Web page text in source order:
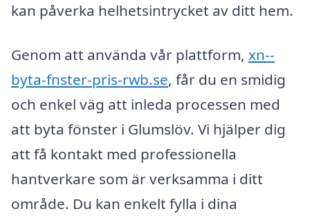
kan påverka helhetsintrycket av ditt hem.
Genom att använda vår plattform, xn--
byta-fnster-pris-rwb.se, får du en smidig
och enkel väg att inleda processen med
att byta fönster i Glumslöv. Vi hjälper dig
att få kontakt med professionella
hantverkare som är verksamma i ditt
område. Du kan enkelt fylla i dina